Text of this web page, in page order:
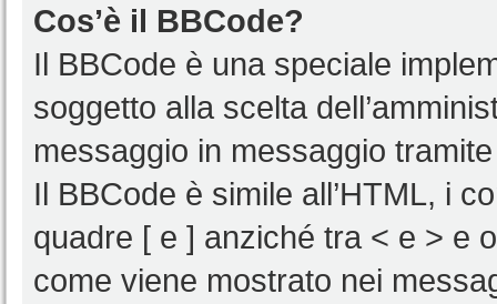
Cos’è il BBCode?
Il BBCode è una speciale
soggetto alla scelta
messaggio in messaggio
Il BBCode è simile all’HTML, i
quadre [ e ] anziché tra < e > e
come viene mostrato nei